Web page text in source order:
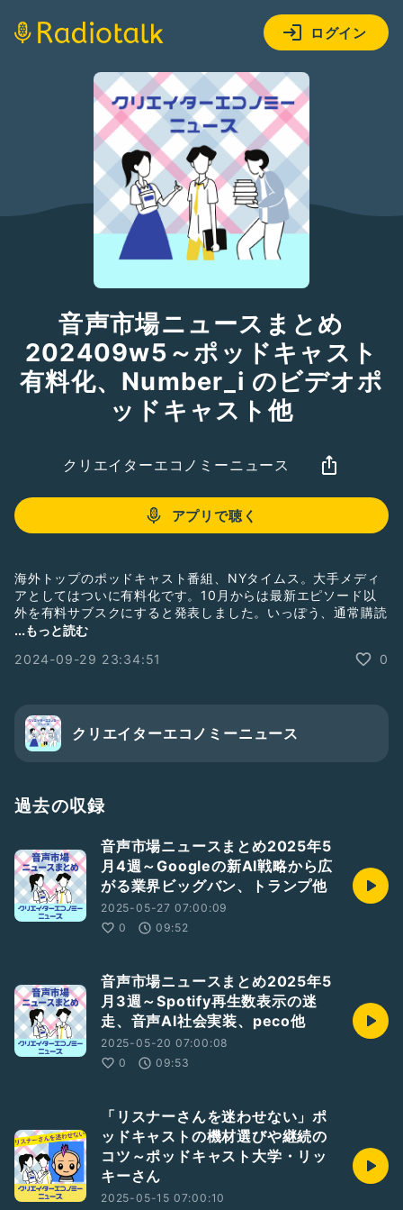
ログイン
音声市場ニュースまとめ
202409w5～ポッドキャスト
有料化、Number_i のビデオポ
ッドキャスト他
クリエイターエコノミーニュース
アプリで聴く
海外トップのポッドキャスト番組、NYタイムス。大手メディ
アとしてはついに有料化です。10月からは最新エピソード以
外を有料サブスクにすると発表しました。いっぽう、通常購読
をしている人はそのまま聴けるとのことで、今後プロ制作のポ
気グループのNumber_i がビデオポッドキャストを始
ホットトピック～NYタイムズ、ポッドキャストのサブスク開
始
20C2000000/
◆おすすめ機材
TASCAM DR-07X マイク＆USBオーディオインターフェース
https://amzn.to/4c45n9w
★公式Instagram
https://www.instagram.com/creator_enews/
https://tokyo6.tokyo/guidelines/
BGM by OtoLogic(CC BY 4.0)
https://otologic.jp/
#Spotify #OpenAI #Voicy #音声配信
#Podcast
#クリエコニュース202409 #ニュース
#クリエイターエコノミー
#Number_i #音声AI #Meta
#NYタイムス
...もっと読む
2024-09-29 23:34:51
0
クリエイターエコノミーニュース
過去の収録
音声市場ニュースまとめ2025年5
月4週～Googleの新AI戦略から広
がる業界ビッグバン、トランプ他
2025-05-27 07:00:09
0
09:52
音声市場ニュースまとめ2025年5
月3週～Spotify再生数表示の迷
走、音声AI社会実装、peco他
2025-05-20 07:00:08
0
09:53
「リスナーさんを迷わせない」ポ
ッドキャストの機材選びや継続の
コツ～ポッドキャスト大学・リッ
キーさん
2025-05-15 07:00:10